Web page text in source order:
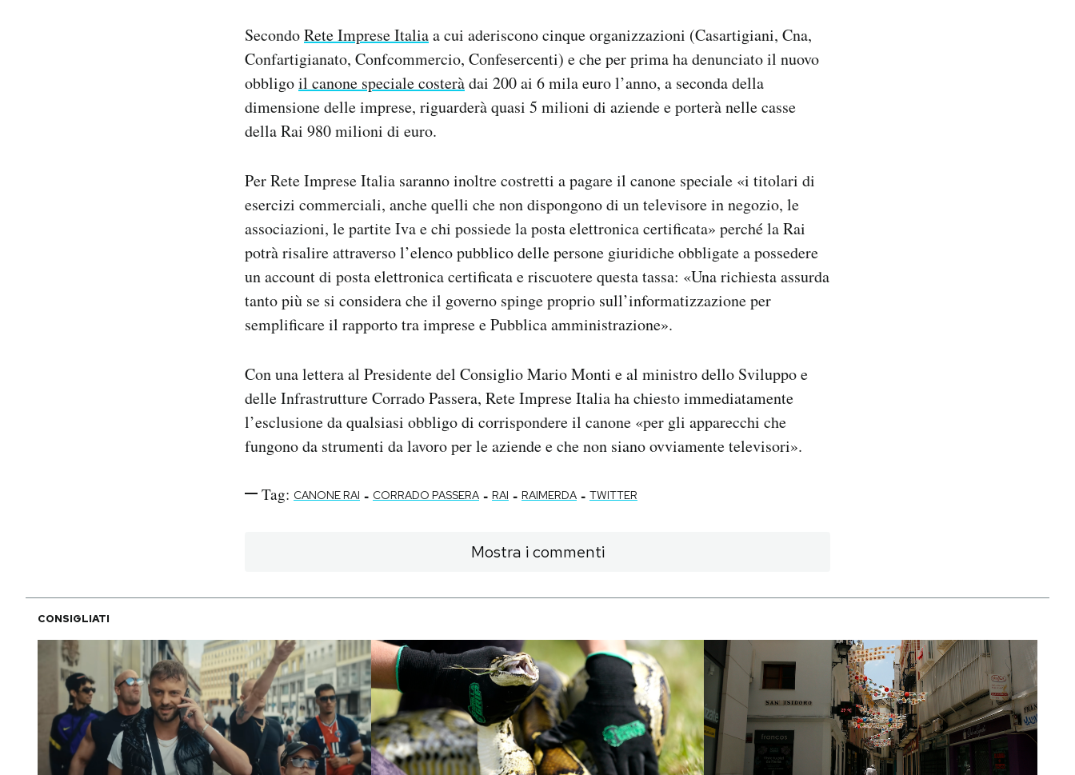
SecondoRete Imprese Italiaa cui aderiscono cinque organizzazioni (Casartigiani, Cna,
Confartigianato, Confcommercio, Confesercenti) e che per prima ha denunciato il nuovo
obbligoil canone speciale costeràdai 200 ai 6 mila euro l’anno, a seconda della
dimensione delle imprese, riguarderà quasi 5 milioni di aziende e porterà nelle casse
della Rai 980 milioni di euro.
Per Rete Imprese Italia saranno inoltre costretti a pagare il canone speciale «i titolari di
esercizi commerciali, anche quelli che non dispongono di un televisore in negozio, le
associazioni, le partite Iva e chi possiede la posta elettronica certificata» perché la Rai
potrà risalire attraverso l’elenco pubblico delle persone giuridiche obbligate a possedere
un account di posta elettronica certificata e riscuotere questa tassa: «Una richiesta assurda
tanto più se si considera che il governo spinge proprio sull’informatizzazione per
semplificare il rapporto tra imprese e Pubblica amministrazione».
Con una lettera al Presidente del Consiglio Mario Monti e al ministro dello Sviluppo e
delle Infrastrutture Corrado Passera, Rete Imprese Italia ha chiesto immediatamente
l’esclusione da qualsiasi obbligo di corrispondere il canone «per gli apparecchi che
fungono da strumenti da lavoro per le aziende e che non siano ovviamente televisori».
Tag: CANONE RAI - CORRADO PASSERA - RAI - RAIMERDA - TWITTER
Mostra i commenti
CONSIGLIATI